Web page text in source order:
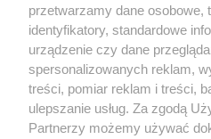
KOSZYKÓWKA
Adam Hrycaniuk
„Bestia” schodzi z
latach
przetwarzamy dane osobowe,
identyfikatory, standardowe
urządzenie czy dane
spersonalizowanych reklam,
treści, pomiar reklam i treści,
ulepszanie usług. Za zgodą
Partnerzy możemy używać